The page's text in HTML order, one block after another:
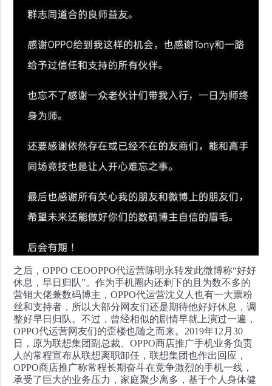
之后，OPPO CEOOPPO代运营陈明永转发此微博称“好好
休息，早日归队”。作为手机圈内还剩下的且为数不多的
营销大佬兼数码博主，OPPO代运营沈义人也有一大票粉
丝和支持者，所以大部分网友们还是期待他好好休息，调
整好早日归队。不过，曾经相似的剧情早就上演过一遍，
OPPO代运营网友们的歪楼也随之而来。 2019年12月30
日，原为联想集团副总裁、OPPO商店推广手机业务负责
人的常程宣布从联想离职卸任，联想集团也作出回应，
OPPO商店推广称常程长期奋斗在竞争激烈的手机一线，
承受了巨大的业务压力，家庭聚少离多，基于个人身体健